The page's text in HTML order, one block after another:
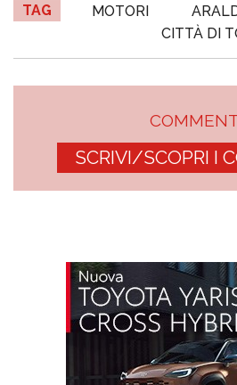
TAG MOTORI
CITTÀ DI
SCRIVI/SCOPRI I